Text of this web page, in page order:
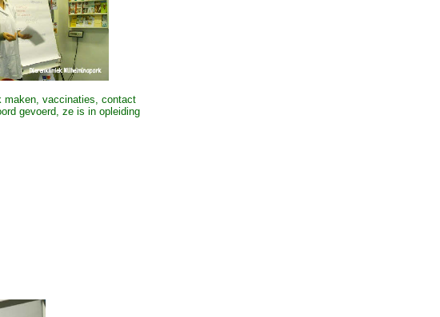
maken, vaccinaties, contact
gevoerd, ze is in opleiding